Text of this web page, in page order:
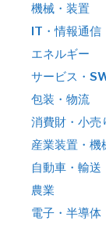
機械・装置
IT・情報通信
エネルギー
サービス・
包装・物流
消費財・小売
産業装置・機
自動車・輸送
農業
電子・半導体